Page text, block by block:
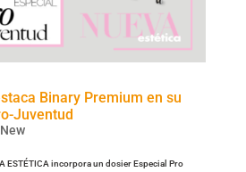
Binary Premium en su
Juventud
ESTÉTICA incorpora un dosier Especial Pro